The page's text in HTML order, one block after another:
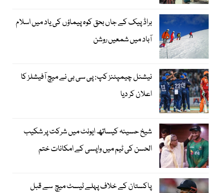
براڈ پیک کے جاں بحق کوہ پیماؤں کی یاد میں اسلام
آباد میں شمعیں روشن
نیشنل چیمپئنز کپ: پی سی بی نے میچ آفیشلز کا
اعلان کر دیا
شیخ حسینہ کیساتھ ایونٹ میں شرکت پر شکیب
الحسن کی ٹیم میں واپسی کے امکانات ختم
پاکستان کے خلاف پہلے ٹیسٹ میچ سے قبل